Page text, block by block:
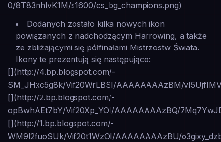
0/8T83nhlvK1M/s1600/cs_bg_champions.png)
Dodanych zostało kilka nowych ikon
powiązanych z nadchodzącym Harrowing, a także
ze zbliżającymi się półfinałami Mistrzostw Świata.
Ikony te prezentują się następująco:
[](http://4.bp.blogspot.com/-
SM_JHxc5g8k/Vif20WrLBSI/AAAAAAAAzBM/
[](http://2.bp.blogspot.com/-
opBwhAEt7bY/Vif20Xp_YOI/AAAAAAAAzBQ/
[](http://1.bp.blogspot.com/-
WM9l2fuoSUk/Vif20t1WzOI/AAAAAAAAzBU/